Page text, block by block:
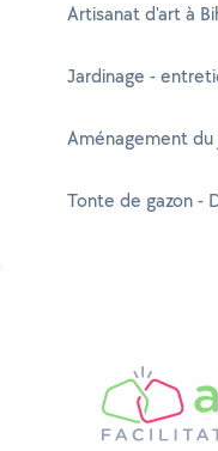
Artisanat d'art à
Jardinage -
Aménagement du
Tonte de gazon -